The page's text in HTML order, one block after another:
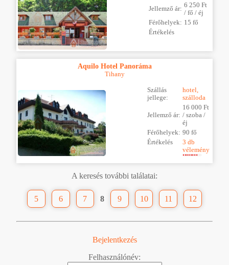
Jellemző ár: 6 250 Ft
/ fő / éj
Férőhelyek: 15 fő
Értékelés
Aquilo Hotel Panoráma
Tihany
Szállás
jellege:
hotel,
szálloda
Jellemző ár:
16 000 Ft
/ szoba /
éj
Férőhelyek: 90 fő
Értékelés
3 db
vélemény
A keresés további találatai:
5 6 7 8 9 10 11 12
Bejelentkezés
Felhasználónév: